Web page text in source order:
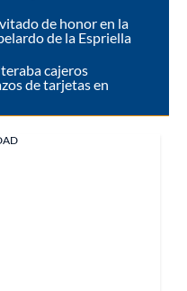
de honor en la
de la Espriella
cajeros
de tarjetas en